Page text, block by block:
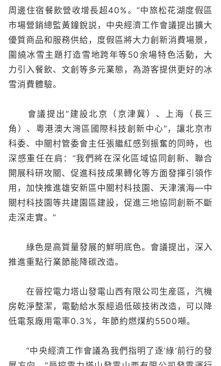
周邊住宿餐飲營收增長超40%。”中旅松花湖度假區
市場營銷總監黃鐘銳説，中央經濟工作會議提出擴大
優質商品和服務供給，度假區將大力創新消費場景，
圍繞冰雪主題打造雪地跨年等50余場特色活動，大
力引入餐飲、文創等多元業態，為游客提供更好的冰
雪消費體驗。
會議提出“建設北京（京津冀）、上海（長三
角）、粵港澳大灣區國際科技創新中心”，讓北京市
科委、中關村管委會主任張繼紅感到振奮的同時，也
深感重任在肩：“我們將在深化區域協同創新、聯合
開展科研攻關、促進科技成果轉化等方面發揮引領作
用，加快推進雄安新區中關村科技園、天津濱海—中
關村科技園等共建園區建設，促進三地協同創新不斷
走深走實。”
綠色是高質量發展的鮮明底色。會議提出，深入
推進重點行業節能降碳改造。
在晉控電力塔山發電山西有限公司生産區，汽機
房乾淨整潔，電動給水泵經過低碳技術改造，可以降
低電泵廠用電率0.3%，年節約燃煤約5500噸。
“中央經濟工作會議為我們指明了逐‘綠’前行的發